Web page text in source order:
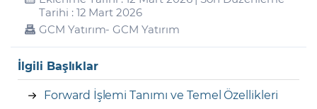
Tarihi : 12 Mart 2026
GCM Yatırım- GCM Yatırım
İlgili Başlıklar
Forward İşlemi Tanımı ve Temel Özellikleri